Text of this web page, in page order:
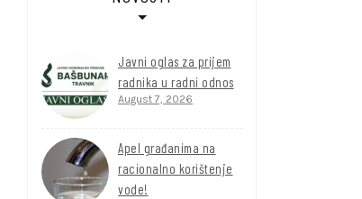
Javni oglas za prijem
radnika u radni odnos
August 7, 2026
Apel građanima na
racionalno korištenje
vode!